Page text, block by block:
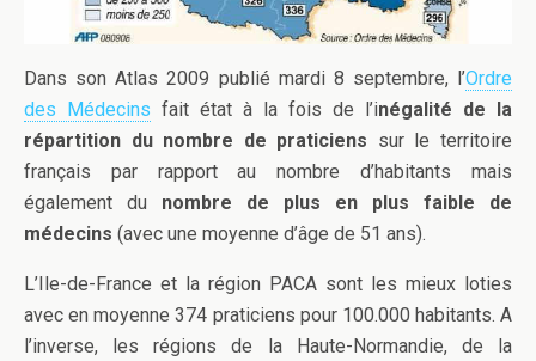
Dans son Atlas 2009 publié mardi 8 septembre, l’Ordre
des Médecins fait état à la fois de l’inégalité de la
répartition du nombre de praticiens sur le territoire
français par rapport au nombre d’habitants mais
également du nombre de plus en plus faible de
médecins (avec une moyenne d’âge de 51 ans).
L’Ile-de-France et la région PACA sont les mieux loties
avec en moyenne 374 praticiens pour 100.000 habitants. A
l’inverse, les régions de la Haute-Normandie, de la